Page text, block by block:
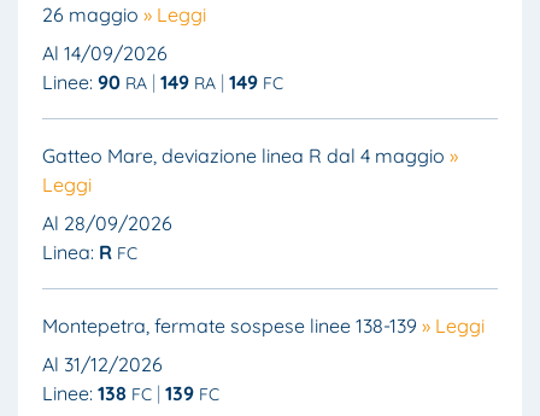
26 maggio » Leggi
Al 14/09/2026
Linee: 90 RA 149 RA 149 FC
Gatteo Mare, deviazione linea R dal 4 maggio »
Leggi
Al 28/09/2026
Linea: R FC
Montepetra, fermate sospese linee 138-139 » Leggi
Al 31/12/2026
Linee: 138 FC 139 FC